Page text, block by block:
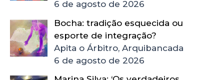
6 de agosto de 2026
Bocha: tradição esquecida ou
esporte de integração?
Apita o Árbitro, Arquibancada
6 de agosto de 2026